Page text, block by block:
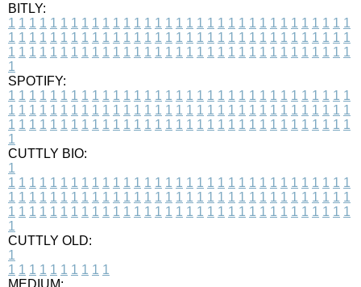
BITLY:
1 1 1 1 1 1 1 1 1 1 1 1 1 1 1 1 1 1 1 1 1 1 1 1 1 1 1 1 1 1 1 1 1
1 1 1 1 1 1 1 1 1 1 1 1 1 1 1 1 1 1 1 1 1 1 1 1 1 1 1 1 1 1 1 1 1
1 1 1 1 1 1 1 1 1 1 1 1 1 1 1 1 1 1 1 1 1 1 1 1 1 1 1 1 1 1 1 1 1
1
SPOTIFY:
1 1 1 1 1 1 1 1 1 1 1 1 1 1 1 1 1 1 1 1 1 1 1 1 1 1 1 1 1 1 1 1 1
1 1 1 1 1 1 1 1 1 1 1 1 1 1 1 1 1 1 1 1 1 1 1 1 1 1 1 1 1 1 1 1 1
1 1 1 1 1 1 1 1 1 1 1 1 1 1 1 1 1 1 1 1 1 1 1 1 1 1 1 1 1 1 1 1 1
1
CUTTLY BIO:
1
1 1 1 1 1 1 1 1 1 1 1 1 1 1 1 1 1 1 1 1 1 1 1 1 1 1 1 1 1 1 1 1 1
1 1 1 1 1 1 1 1 1 1 1 1 1 1 1 1 1 1 1 1 1 1 1 1 1 1 1 1 1 1 1 1 1
1 1 1 1 1 1 1 1 1 1 1 1 1 1 1 1 1 1 1 1 1 1 1 1 1 1 1 1 1 1 1 1 1
1
CUTTLY OLD:
1
1 1 1 1 1 1 1 1 1 1
MEDIUM: